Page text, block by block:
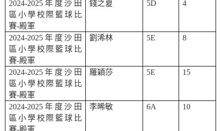
2024-2025 年度沙田
區小學校際籃球比
賽-殿軍
錢之夏 5D 4
2024-2025 年度沙田
區小學校際籃球比
賽-殿軍
劉浠林 5E 8
2024-2025 年度沙田
區小學校際籃球比
賽-殿軍
羅穎莎 5E 15
2024-2025 年度沙田
區小學校際籃球比
賽-殿軍
李晞敏 6A 10